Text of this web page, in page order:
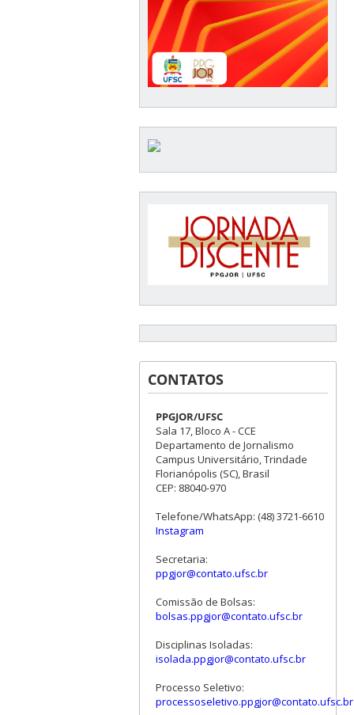
CONTATOS
PPGJOR/UFSC
Sala 17, Bloco A - CCE
Departamento de Jornalismo
Campus Universitário, Trindade
Florianópolis (SC), Brasil
CEP: 88040-970
Telefone/WhatsApp: (48) 3721-6610
Instagram
Secretaria:
ppgjor@contato.ufsc.br
Comissão de Bolsas:
bolsas.ppgjor@contato.ufsc.br
Disciplinas Isoladas:
isolada.ppgjor@contato.ufsc.br
Processo Seletivo:
processoseletivo.ppgjor@contato.ufsc.br